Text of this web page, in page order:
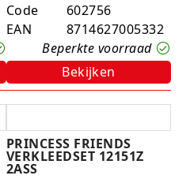
Code
602756
EAN
8714627005332
Beperkte voorraad
Bekijken
PRINCESS FRIENDS
VERKLEEDSET 12151Z
2ASS